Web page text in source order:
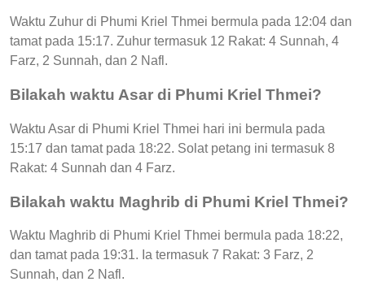
Waktu Zuhur di Phumi Kriel Thmei bermula pada 12:04 dan
tamat pada 15:17. Zuhur termasuk 12 Rakat: 4 Sunnah, 4
Farz, 2 Sunnah, dan 2 Nafl.
Bilakah waktu Asar di Phumi Kriel Thmei?
Waktu Asar di Phumi Kriel Thmei hari ini bermula pada
15:17 dan tamat pada 18:22. Solat petang ini termasuk 8
Rakat: 4 Sunnah dan 4 Farz.
Bilakah waktu Maghrib di Phumi Kriel Thmei?
Waktu Maghrib di Phumi Kriel Thmei bermula pada 18:22,
dan tamat pada 19:31. Ia termasuk 7 Rakat: 3 Farz, 2
Sunnah, dan 2 Nafl.